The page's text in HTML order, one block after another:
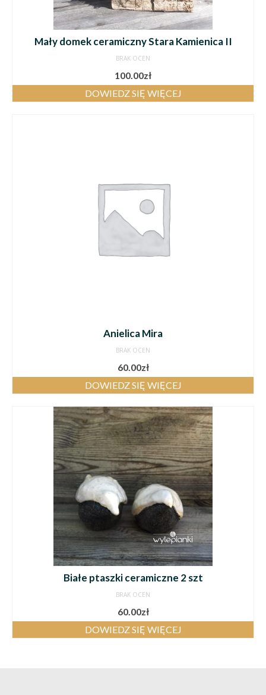
Mały domek ceramiczny Stara Kamienica II
BRAK OCEN
100.00zł
DOWIEDZ SIĘ WIĘCEJ
Anielica Mira
BRAK OCEN
60.00zł
DOWIEDZ SIĘ WIĘCEJ
Białe ptaszki ceramiczne 2 szt
BRAK OCEN
60.00zł
DOWIEDZ SIĘ WIĘCEJ